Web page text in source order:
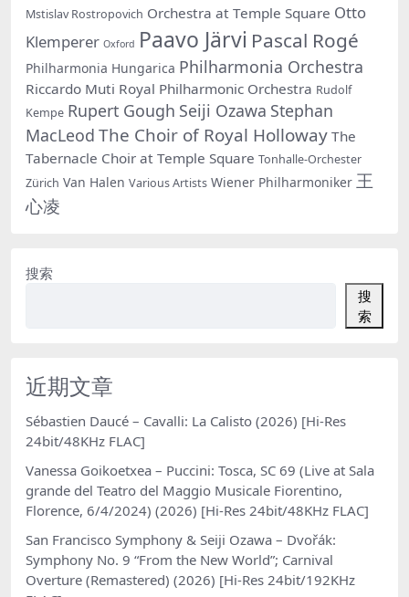
Mstislav Rostropovich Orchestra at Temple Square Otto
Klemperer Oxford Paavo Järvi Pascal Rogé
Philharmonia Hungarica Philharmonia Orchestra
Riccardo Muti Royal Philharmonic Orchestra Rudolf
Kempe Rupert Gough Seiji Ozawa Stephan
MacLeod The Choir of Royal Holloway The
Tabernacle Choir at Temple Square Tonhalle-Orchester
Zürich Van Halen Various Artists Wiener Philharmoniker 王
心凌
搜索
搜
索
近期文章
Sébastien Daucé – Cavalli: La Calisto (2026) [Hi-Res
24bit/48KHz FLAC]
Vanessa Goikoetxea – Puccini: Tosca, SC 69 (Live at Sala
grande del Teatro del Maggio Musicale Fiorentino,
Florence, 6/4/2024) (2026) [Hi-Res 24bit/48KHz FLAC]
San Francisco Symphony & Seiji Ozawa – Dvořák:
Symphony No. 9 “From the New World”; Carnival
Overture (Remastered) (2026) [Hi-Res 24bit/192KHz